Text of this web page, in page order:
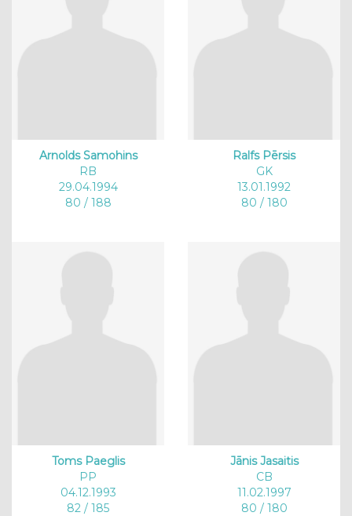
Arnolds Samohins
RB
29.04.1994
80 / 188
Ralfs Pērsis
GK
13.01.1992
80 / 180
Toms Paeglis
PP
04.12.1993
82 / 185
Jānis Jasaitis
CB
11.02.1997
80 / 180